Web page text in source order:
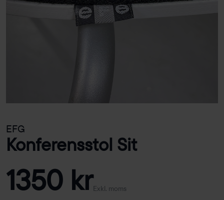
EFG
Konferensstol Sit
1350 krExkl. moms